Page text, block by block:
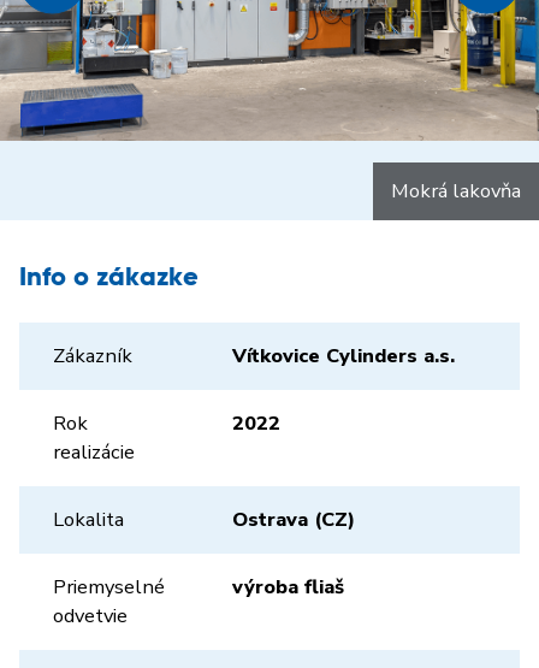
Mokrá lakovňa
Info o zákazke
Zákazník Vítkovice Cylinders a.s.
Rok
realizácie
2022
Lokalita Ostrava (CZ)
Priemyselné
odvetvie
výroba fliaš